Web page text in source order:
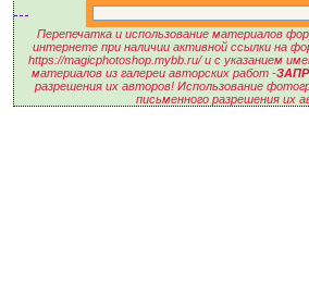
Перепечатка и использование материалов
интернете при наличии активной ссылки на
https://magicphotoshop.mybb.ru/ и с указанием
материалов из галереи авторских работ -
разрешения их авторов! Использование
письменного разрешения их